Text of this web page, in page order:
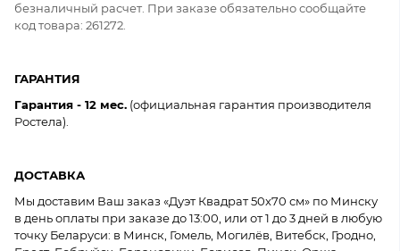
безналичный расчет. При заказе обязательно сообщайте
код товара: 261272.
ГАРАНТИЯ
Гарантия - 12 мес. (официальная гарантия производителя
Ростела).
ДОСТАВКА
Мы доставим Ваш заказ «Дуэт Квадрат 50x70 см» по Минску
в день оплаты при заказе до 13:00, или от 1 до 3 дней в любую
точку Беларуси: в Минск, Гомель, Могилёв, Витебск, Гродно,